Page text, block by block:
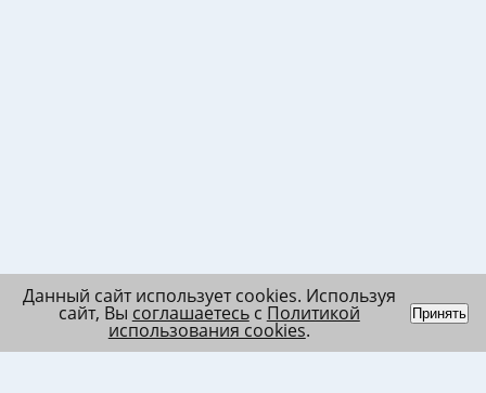
Данный сайт использует cookies. Используя
сайт, Вы соглашаетесьс Политикой
использования cookies.
Принять